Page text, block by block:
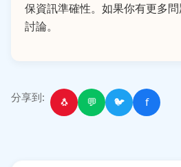
保資訊準確性。如果你有更多
討論。
分享到: 🐧 💬 🐦 f